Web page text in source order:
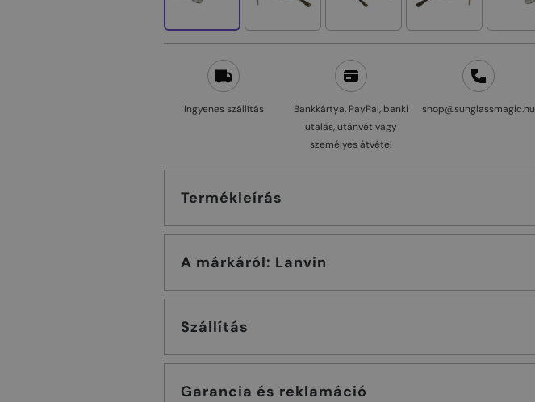
Ingyenes szállítás
Bankkártya, PayPal, banki
utalás, utánvét vagy
személyes átvétel
shop@sunglassmagic.hu
Termékleírás
A márkáról: Lanvin
Szállítás
Garancia és reklamáció